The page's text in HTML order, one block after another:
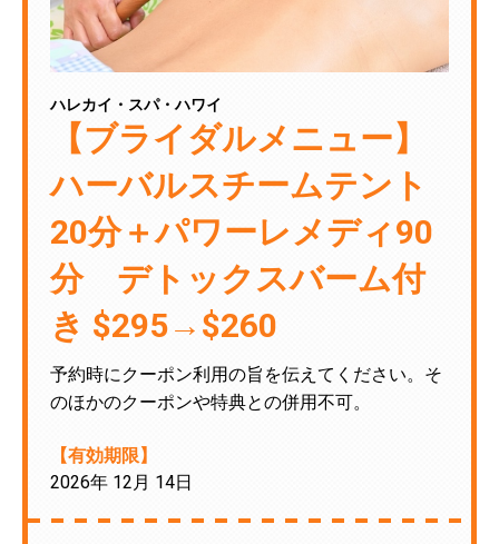
ハレカイ・スパ・ハワイ
【ブライダルメニュー】
ハーバルスチームテント
20分＋パワーレメディ90
分 デトックスバーム付
き $295→$260
予約時にクーポン利用の旨を伝えてください。そ
のほかのクーポンや特典との併用不可。
【有効期限】
2026年 12月 14日